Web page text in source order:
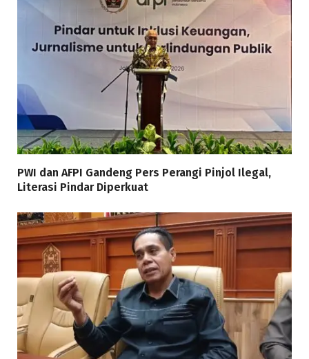
PWI dan AFPI Gandeng Pers Perangi Pinjol Ilegal,
Literasi Pindar Diperkuat